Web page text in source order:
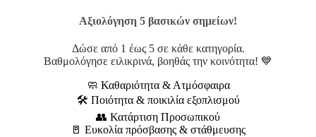
Αξιολόγηση 5 βασικών σημείων!
Δώσε από 1 έως 5 σε κάθε κατηγορία.
Βαθμολόγησε ειλικρινά, βοηθάς την κοινότητα! 💙
🧼 Καθαριότητα & Ατμόσφαιρα
🛠 Ποιότητα & ποικιλία εξοπλισμού
👥 Κατάρτιση Προσωπικού
🚪 Ευκολία πρόσβασης & στάθμευσης